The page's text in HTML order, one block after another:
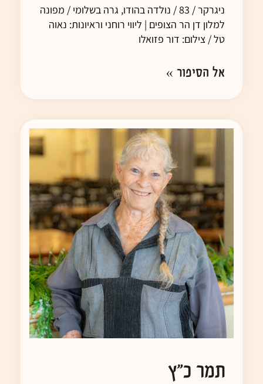
ניגרקר / 83 / נולדה בהודו, גרה בשלומי / מפונה
למלון דן הר הצופים | ליווי רוחני וראיונות: נאוה
טל / צילום: דור פזואלו
אל הסיפור »
תמר כ"ץ